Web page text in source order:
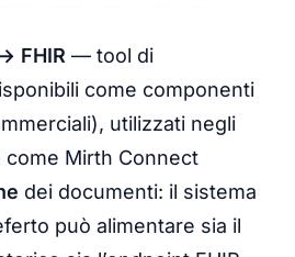
FHIR — tool di
come componenti
utilizzati negli
come Mirth Connect
dei documenti: il sistema
può alimentare sia il